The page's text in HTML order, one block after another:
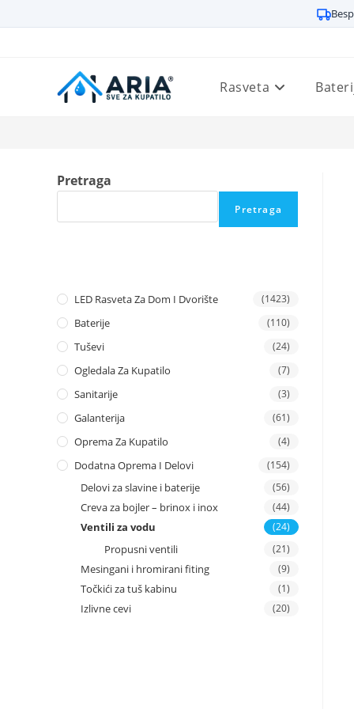
Rasveta
Pretraga
Pretraga
LED Rasveta Za Dom I Dvorište (1423)
Baterije (110)
Tuševi (24)
Ogledala Za Kupatilo (7)
Sanitarije (3)
Galanterija (61)
Oprema Za Kupatilo (4)
Dodatna Oprema I Delovi (154)
Delovi za slavine i baterije (56)
Creva za bojler – brinox i inox (44)
Ventili za vodu (24)
Propusni ventili (21)
Mesingani i hromirani fiting (9)
Točkići za tuš kabinu (1)
Izlivne cevi (20)